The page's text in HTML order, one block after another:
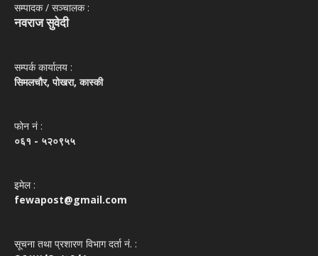
सम्पादक / सञ्‍चालक :
नवराज सुवेदी
सम्पर्क कार्यालय :
सिमलचौर, पोखरा, कास्की
फोन नं‌ :
०६१ - ५२०९५५
इमेल :
fewapost@gmail.com
सूचना तथा प्रशारण विभाग दर्ता नं. :